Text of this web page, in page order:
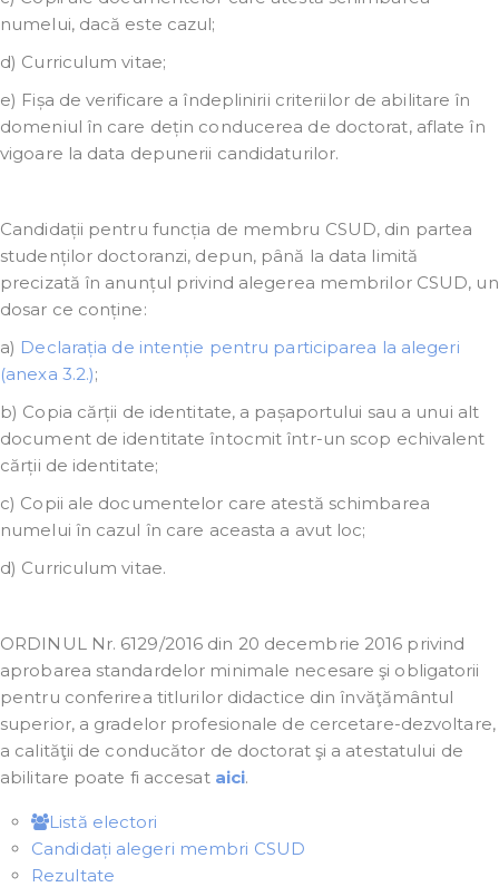
numelui, dacă este cazul;
d) Curriculum vitae;
e) Fișa de verificare a îndeplinirii criteriilor de abilitare în
domeniul în care dețin conducerea de doctorat, aflate în
vigoare la data depunerii candidaturilor.
Candidații pentru funcția de membru CSUD, din partea
studenților doctoranzi, depun, până la data limită
precizată în anunțul privind alegerea membrilor CSUD, un
dosar ce conține:
a) Declarația de intenție pentru participarea la alegeri
(anexa 3.2.);
b) Copia cărții de identitate, a pașaportului sau a unui alt
document de identitate întocmit într-un scop echivalent
cărții de identitate;
c) Copii ale documentelor care atestă schimbarea
numelui în cazul în care aceasta a avut loc;
d) Curriculum vitae.
ORDINUL Nr. 6129/2016 din 20 decembrie 2016 privind
aprobarea standardelor minimale necesare şi obligatorii
pentru conferirea titlurilor didactice din învăţământul
superior, a gradelor profesionale de cercetare-dezvoltare,
a calităţii de conducător de doctorat şi a atestatului de
abilitare poate fi accesat aici.
Listă electori
Candidați alegeri membri CSUD
Rezultate